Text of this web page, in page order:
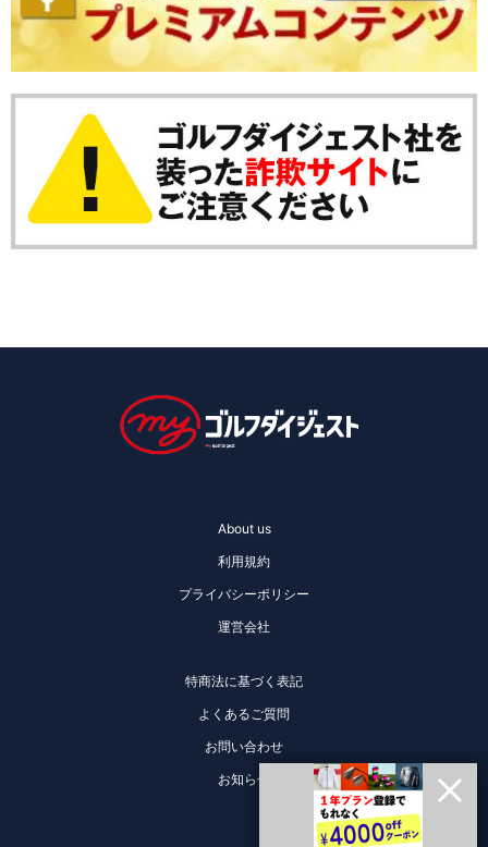
About us
利用規約
プライバシーポリシー
運営会社
特商法に基づく表記
よくあるご質問
お問い合わせ
お知らせ